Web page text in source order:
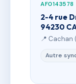
AF0143578
2-4 rue
94230
📍 Cachan
Autre